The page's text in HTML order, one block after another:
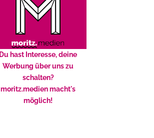
Du hast Interesse, deine
Werbung über uns zu
schalten?
moritz.medien macht's
möglich!